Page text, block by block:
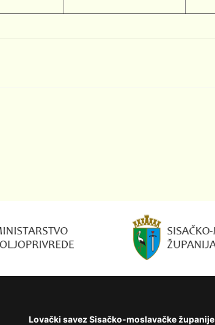
Lovački savez Sisačko-moslavačke županije